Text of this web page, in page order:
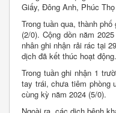
Giấy, Đông Anh, Phúc
Trong tuần qua, thành
(2/0). Cộng dồn năm
nhân ghi nhận rải rác tại
dịch đã kết thúc hoạt động.
Trong tuần ghi nhận 1
tay trái, chưa tiêm phòng
cùng kỳ năm 2024 (5/0).